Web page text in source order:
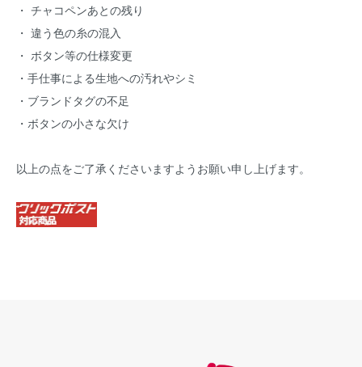
・ チャコペンあとの残り
・ 違う色の糸の混入
・ ボタン等の仕様変更
・手仕事による生地への汚れやシミ
・ブランドタグの不足
・ボタンの小さな欠け
以上の点をご了承くださいますようお願い申し上げます。